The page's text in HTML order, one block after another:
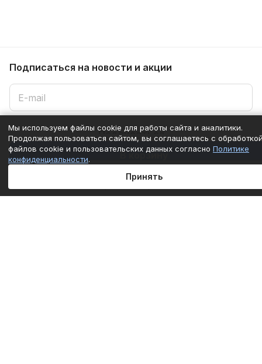
В корзину
Подписаться на новости и акции
Подписаться
Компания
Мы используем файлы cookie для работы сайта и аналитики.
Продолжая пользоваться сайтом, вы соглашаетесь с
файлов cookie и пользовательских данных согласно Политике
конфиденциальности.
Принять